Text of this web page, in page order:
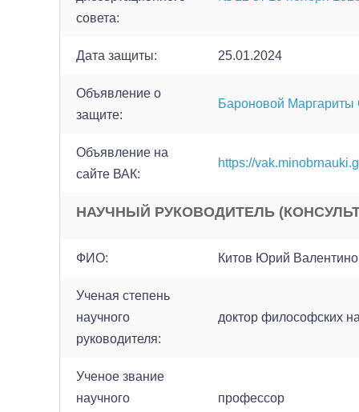
совета:
Дата защиты: 25.01.2024
Объявление о
защите:
Бароновой Маргариты
Объявление на
сайте ВАК:
https://
НАУЧНЫЙ РУКОВОДИТЕЛЬ
ФИО: Китов Юрий
Ученая степень
научного
руководителя:
доктор философских
Ученое звание
научного
профессор